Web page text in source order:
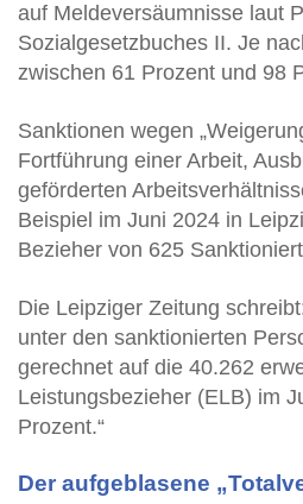
auf Meldeversäumnisse laut
Sozialgesetzbuches II. Je
zwischen 61 Prozent und 98
Sanktionen wegen
Fortführung einer Arbeit,
geförderten
Beispiel im Juni 2024 in
Bezieher von 625
Die Leipziger Zeitung
unter den sanktionierten
gerechnet auf die 40.262
Leistungsbezieher (ELB) im
Prozent.“
Der aufgeblasene